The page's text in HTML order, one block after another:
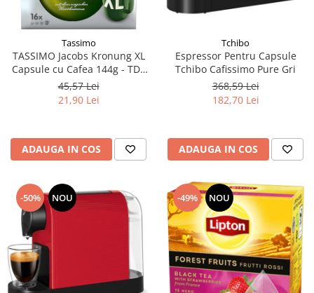
Tassimo
TASSIMO Jacobs Kronung XL
Capsule cu Cafea 144g - TDV
11.08.2026
45,57 Lei
21,90 Lei
ADAUGA IN COS
Tchibo
Espressor Pentru Capsule
Tchibo Cafissimo Pure Gri
368,59 Lei
182,70 Lei
ADAUGA IN COS
-50% NOU -49% NOU